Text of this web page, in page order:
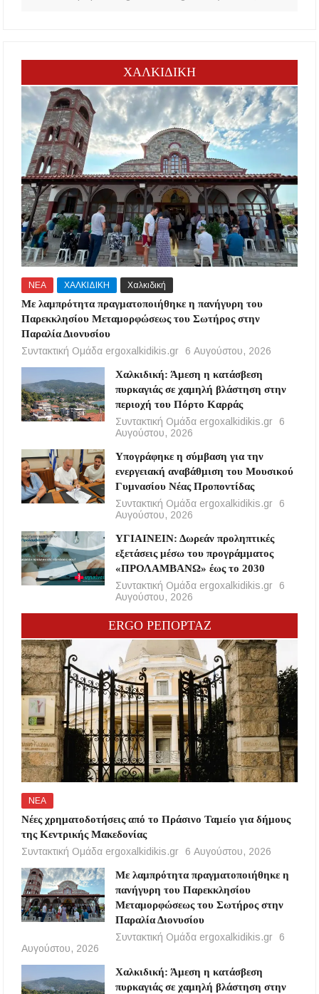
ΧΑΛΚΙΔΙΚΗ
ΝΕΑ ΧΑΛΚΙΔΙΚΗ Χαλκιδική
Με λαμπρότητα πραγματοποιήθηκε η πανήγυρη του
Παρεκκλησίου Μεταμορφώσεως του Σωτήρος στην
Παραλία Διονυσίου
Συντακτική Ομάδα ergoxalkidikis.gr
6 Αυγούστου, 2026
Χαλκιδική: Άμεση η κατάσβεση
πυρκαγιάς σε χαμηλή βλάστηση στην
περιοχή του Πόρτο Καρράς
Συντακτική Ομάδα ergoxalkidikis.gr
6
Αυγούστου, 2026
Υπογράφηκε η σύμβαση για την
ενεργειακή αναβάθμιση του Μουσικού
Γυμνασίου Νέας Προποντίδας
Συντακτική Ομάδα ergoxalkidikis.gr
6
Αυγούστου, 2026
ΥΓΙΑΙΝΕΙΝ: Δωρεάν προληπτικές
εξετάσεις μέσω του προγράμματος
«ΠΡΟΛΑΜΒΑΝΩ» έως το 2030
Συντακτική Ομάδα ergoxalkidikis.gr
6
Αυγούστου, 2026
ERGO ΡΕΠΟΡΤΑΖ
ΝΕΑ
Νέες χρηματοδοτήσεις από το Πράσινο Ταμείο για δήμους
της Κεντρικής Μακεδονίας
Συντακτική Ομάδα ergoxalkidikis.gr
6 Αυγούστου, 2026
Με λαμπρότητα πραγματοποιήθηκε η
πανήγυρη του Παρεκκλησίου
Μεταμορφώσεως του Σωτήρος στην
Παραλία Διονυσίου
Συντακτική Ομάδα ergoxalkidikis.gr
6
Αυγούστου, 2026
Χαλκιδική: Άμεση η κατάσβεση
πυρκαγιάς σε χαμηλή βλάστηση στην